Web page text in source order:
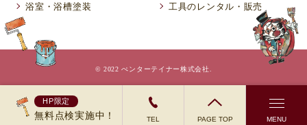
HP限定
無料点検実施中！ TEL PAGE TOP MENU
浴室・浴槽塗装
工具のレンタル・販売
© 2022 ぺンターテイナー株式会社.